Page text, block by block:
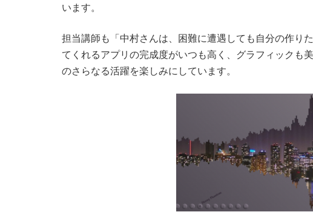
います。
担当講師も「中村さんは、困難に遭遇しても自分の作り
てくれるアプリの完成度がいつも高く、グラフィックも
のさらなる活躍を楽しみにしています。